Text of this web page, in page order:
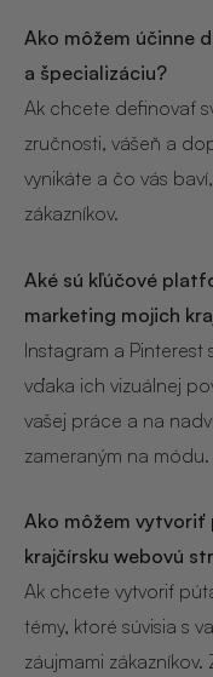
Ako môžem účinne
a špecializáciu?
Ak chcete definovať
zručnosti, vášeň a
vynikáte a čo vás
zákazníkov.
Aké sú kľúčové
marketing mojich
Instagram a
vďaka ich vizuálnej
vašej práce a na
zameraným na módu.
Ako môžem vytvoriť
krajčírsku webovú
Ak chcete vytvoriť
témy, ktoré súvisia s
záujmami